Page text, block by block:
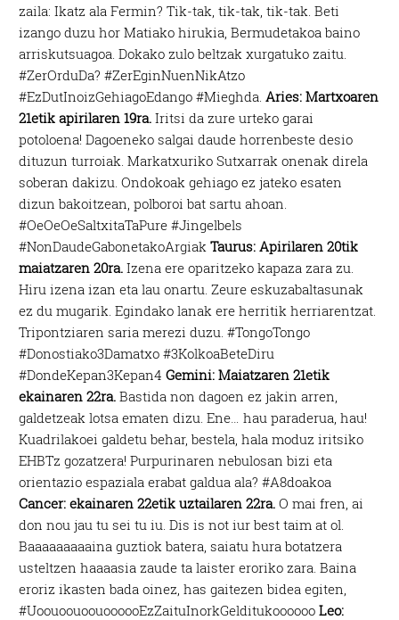
zaila: Ikatz ala Fermin? Tik-tak, tik-tak, tik-tak. Beti
izango duzu hor Matiako hirukia, Bermudetakoa baino
arriskutsuagoa. Dokako zulo beltzak xurgatuko zaitu.
#ZerOrduDa? #ZerEginNuenNikAtzo
#EzDutInoizGehiagoEdango #Mieghda.Aries: Martxoaren
21etik apirilaren 19ra. Iritsi da zure urteko garai
potoloena! Dagoeneko salgai daude horrenbeste desio
dituzun turroiak. Markatxuriko Sutxarrak onenak direla
soberan dakizu. Ondokoak gehiago ez jateko esaten
dizun bakoitzean, polboroi bat sartu ahoan.
#OeOeOeSaltxitaTaPure #Jingelbels
#NonDaudeGabonetakoArgiakTaurus: Apirilaren 20tik
maiatzaren 20ra. Izena ere oparitzeko kapaza zara zu.
Hiru izena izan eta lau onartu. Zeure eskuzabaltasunak
ez du mugarik. Egindako lanak ere herritik herriarentzat.
Tripontziaren saria merezi duzu. #TongoTongo
#Donostiako3Damatxo #3KolkoaBeteDiru
#DondeKepan3Kepan4Gemini: Maiatzaren 21etik
ekainaren 22ra. Bastida non dagoen ez jakin arren,
galdetzeak lotsa ematen dizu. Ene… hau paraderua, hau!
Kuadrilakoei galdetu behar, bestela, hala moduz iritsiko
EHBTz gozatzera! Purpurinaren nebulosan bizi eta
orientazio espaziala erabat galdua ala? #A8doakoa
Cancer: ekainaren 22etik uztailaren 22ra. O mai fren, ai
don nou jau tu sei tu iu. Dis is not iur best taim at ol.
Baaaaaaaaaina guztiok batera, saiatu hura botatzera
usteltzen haaaasia zaude ta laister eroriko zara. Baina
eroriz ikasten bada oinez, has gaitezen bidea egiten,
#UoouoouoouoooooEzZaituInorkGelditukooooooLeo: